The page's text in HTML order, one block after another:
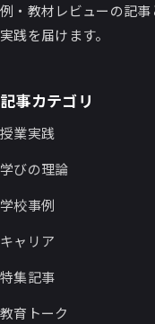
例・教材レビューの記
実践を届けます。
記事カテゴリ
授業実践
学びの理論
学校事例
キャリア
特集記事
教育トーク